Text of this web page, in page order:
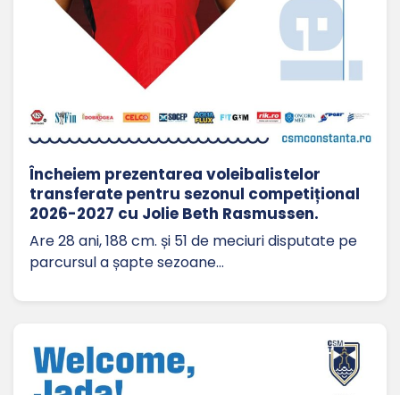
Încheiem prezentarea voleibalistelor
transferate pentru sezonul competițional
2026-2027 cu Jolie Beth Rasmussen.
Are 28 ani, 188 cm. și 51 de meciuri disputate pe
parcursul a șapte sezoane…